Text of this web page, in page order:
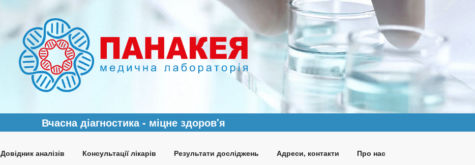
Вчасна діагностика - міцне здоров'я
Довідник аналізів Консультації лікарів Результати досліджень Адреси, контакти Про нас